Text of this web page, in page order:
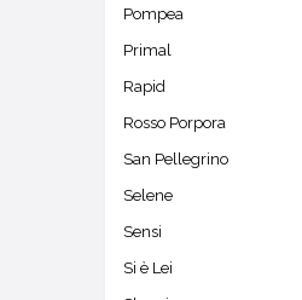
Pompea
Primal
Rapid
Rosso Porpora
San Pellegrino
Selene
Sensi
Si è Lei